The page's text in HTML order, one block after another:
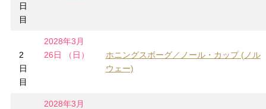
日
目
2
日
目
2028年3月
26日 （日）
ホニングスボーグ／ノール・カップ (ノル
ウェー)
2028年3月